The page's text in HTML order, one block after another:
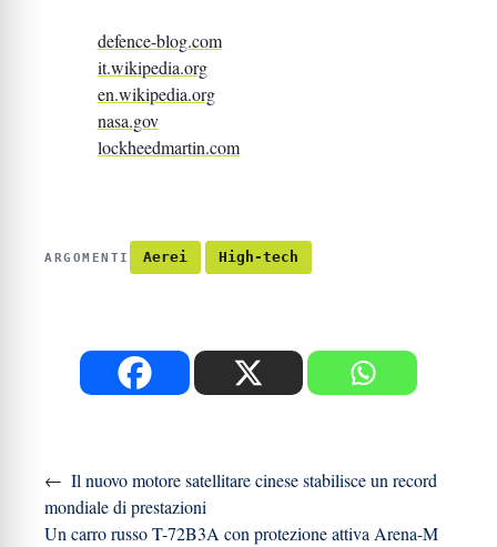
defence-blog.com
it.wikipedia.org
en.wikipedia.org
nasa.gov
lockheedmartin.com
ARGOMENTI Aerei High-tech
← Il nuovo motore satellitare cinese stabilisce un record
mondiale di prestazioni
Un carro russo T-72B3A con protezione attiva Arena-M